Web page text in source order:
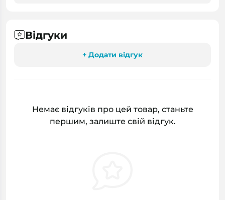
Відгуки
+ Додати відгук
Немає відгуків про цей товар, станьте
першим, залиште свій відгук.